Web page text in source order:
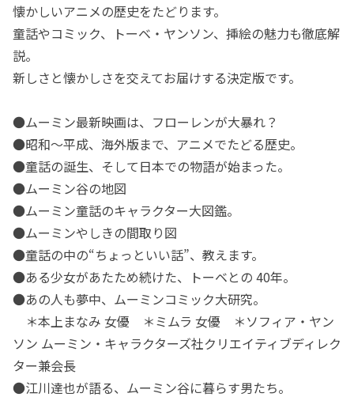
懐かしいアニメの歴史をたどります。
童話やコミック、トーベ・ヤンソン、挿絵の魅力も徹底解
説。
新しさと懐かしさを交えてお届けする決定版です。
●ムーミン最新映画は、フローレンが大暴れ？
●昭和～平成、海外版まで、アニメでたどる歴史。
●童話の誕生、そして日本での物語が始まった。
●ムーミン谷の地図
●ムーミン童話のキャラクター大図鑑。
●ムーミンやしきの間取り図
●童話の中の“ちょっといい話”、教えます。
●ある少女があたため続けた、トーベとの 40年。
●あの人も夢中、ムーミンコミック大研究。
＊本上まなみ 女優 ＊ミムラ 女優 ＊ソフィア・ヤン
ソン ムーミン・キャラクターズ社クリエイティブディレク
ター兼会長
●江川達也が語る、ムーミン谷に暮らす男たち。